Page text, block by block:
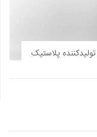
پلاستیک